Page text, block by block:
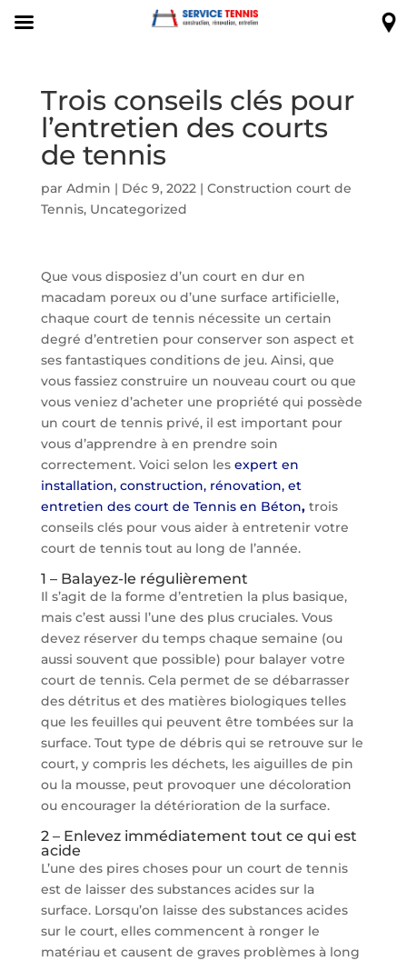
Trois conseils clés pour
l’entretien des courts
de tennis
par Admin | Déc 9, 2022| Construction court de
Tennis, Uncategorized
Que vous disposiez d’un court en dur en
macadam poreux ou d’une surface artificielle,
chaque court de tennis nécessite un certain
degré d’entretien pour conserver son aspect et
ses fantastiques conditions de jeu. Ainsi, que
vous fassiez construire un nouveau court ou que
vous veniez d’acheter une propriété qui possède
un court de tennis privé, il est important pour
vous d’apprendre à en prendre soin
correctement. Voici selon les expert en
installation, construction, rénovation, et
entretien des court de Tennis en Béton,trois
conseils clés pour vous aider à entretenir votre
court de tennis tout au long de l’année.
1 – Balayez-le régulièrement
Il s’agit de la forme d’entretien la plus basique,
mais c’est aussi l’une des plus cruciales. Vous
devez réserver du temps chaque semaine (ou
aussi souvent que possible) pour balayer votre
court de tennis. Cela permet de se débarrasser
des détritus et des matières biologiques telles
que les feuilles qui peuvent être tombées sur la
surface. Tout type de débris qui se retrouve sur le
court, y compris les déchets, les aiguilles de pin
ou la mousse, peut provoquer une décoloration
ou encourager la détérioration de la surface.
2 – Enlevez immédiatement tout ce qui est
acide
L’une des pires choses pour un court de tennis
est de laisser des substances acides sur la
surface. Lorsqu’on laisse des substances acides
sur le court, elles commencent à ronger le
matériau et causent de graves problèmes à long